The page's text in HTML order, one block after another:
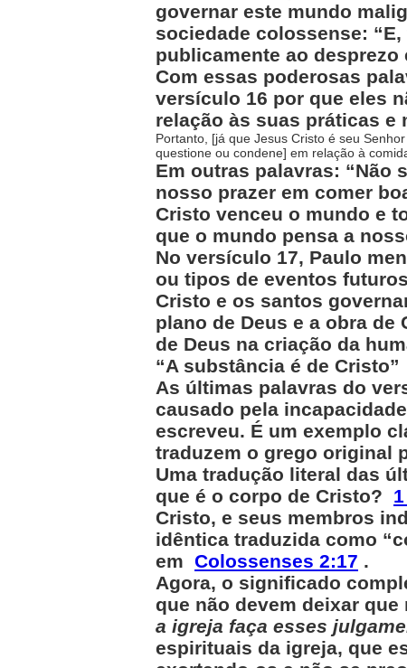
governar este mundo
sociedade colossense:
publicamente ao
Com essas poderosas
versículo 16 por que eles
relação às suas práticas e
Portanto, [já que Jesus Cristo é seu
questione ou condene] em relação à
Em outras palavras: “Não
nosso prazer em comer
Cristo venceu o mundo e
que o mundo pensa a
No versículo 17, Paulo
ou tipos de eventos
Cristo e os santos
plano de Deus e a obra
de Deus na criação da
“A substância é de Cristo”
As últimas palavras do
causado pela
escreveu. É um exemplo
traduzem o grego original
Uma tradução literal das
que é o corpo de Cristo?
Cristo, e seus membros
idêntica traduzida como
em Colossenses 2:17 .
Agora, o significado
que não devem deixar
a igreja faça esses
espirituais da igreja, que